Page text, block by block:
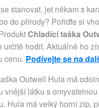
stanovat, jet někam s
do přírody? Pořiďte si
Chladící taška
určitě hodit. Aktuálně ho
cenu. Podívejte se na
Outwell Hula má
vnější látku s
Hula má velký horní zip,